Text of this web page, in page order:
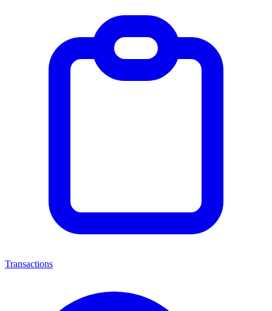
Transactions